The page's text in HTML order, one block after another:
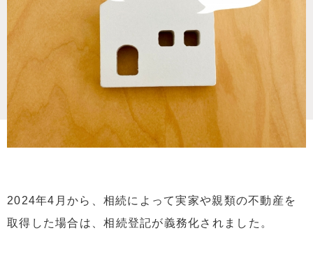
2024年4月から、相続によって実家や親類の不動産を
取得した場合は、相続登記が義務化されました。